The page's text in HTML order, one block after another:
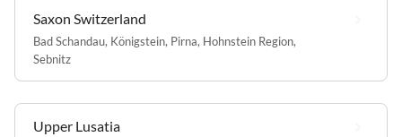
Saxon Switzerland
Bad Schandau, Königstein, Pirna, Hohnstein Region,
Sebnitz
Upper Lusatia